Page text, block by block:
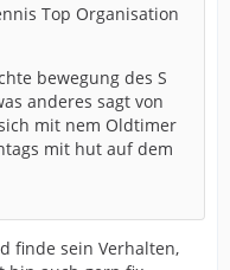
Top Organisation
bewegung des S
anderes sagt von
mit nem Oldtimer
mit hut auf dem
finde sein Verhalten,